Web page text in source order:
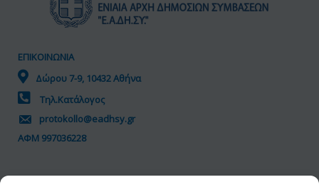
ΕΠΙΚΟΙΝΩΝΙΑ
Δώρου 7-9, 10432 Αθήνα
Τηλ.Κατάλογος
protokollo@eadhsy.gr
ΑΦΜ 997036228